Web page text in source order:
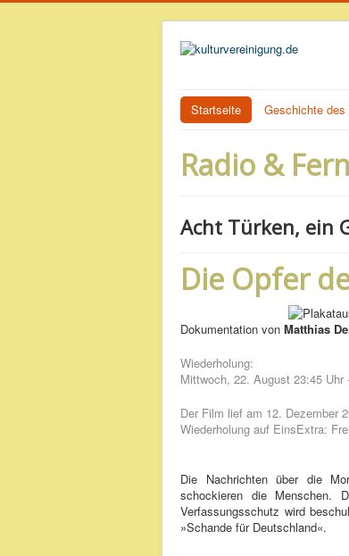
Startseite Geschichte des
Radio &
Acht Türken, ein
Die Opfer
Dokumentation von Matthias
Wiederholung:
Mittwoch, 22. August 23:45 Uhr
Der Film lief am 12. Dezember
Wiederholung auf EinsExtra:
Die Nachrichten über die
schockieren die Menschen.
Verfassungsschutz wird
»Schande für Deutschland«.